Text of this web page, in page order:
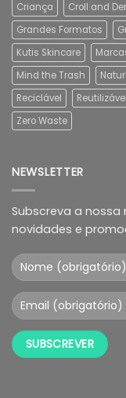
Criança
Croll and
Grandes Formatos
Kutis Skincare
Mind the Trash
Reciclável
Reutilizável
Zero Waste
NEWSLETTER
Subscreva a
novidades e